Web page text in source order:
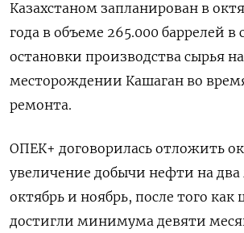
Казахстаном запланирован в
года в объеме 265.000 баррелей в
остановки производства сырья
месторождении Кашаган во
ремонта.
ОПЕК+ договорилась отложить
увеличение добычи нефти на
октябрь и ноябрь, после того
достигли минимума девяти